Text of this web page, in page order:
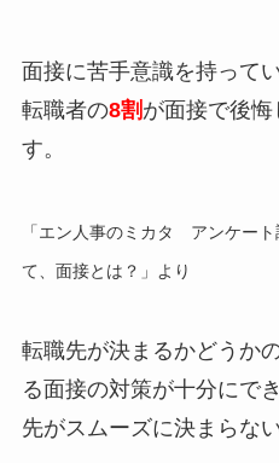
面接に苦手意識を持って
転職者の8割 が面接で後悔
す。
「エン人事のミカタ アンケー
て、面接とは？」より
転職先が決まるかどうか
る面接の対策が十分にで
先がスムーズに決まらな